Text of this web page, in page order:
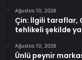
Ağustos 10, 2026
Çin: İlgili taraflar,
tehlikeli şekilde
Ağustos 10, 2026
Ünlü peynir